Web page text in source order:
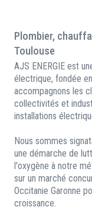
Plombier,
Toulouse
AJS ENERGIE est
électrique, fondée
accompagnons les
collectivités et
installations
Nous sommes
une démarche de
l'oxygène à notre
sur un marché
Occitanie Garonne
croissance.